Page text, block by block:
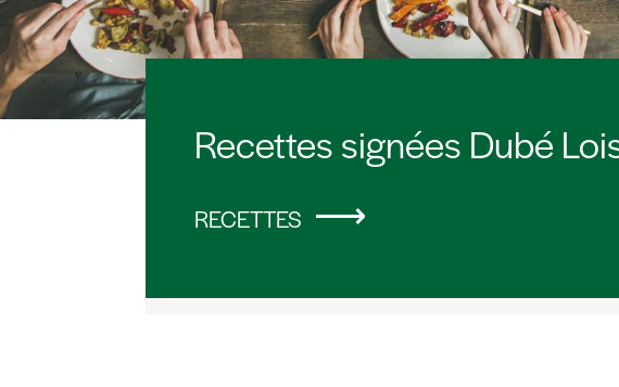
Recettes signées Dubé
RECETTES